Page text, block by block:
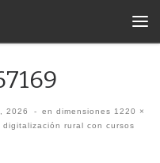
2026 - en dimensiones 1220 ×
rural con cursos